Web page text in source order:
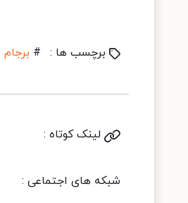
برچسب ها : # برجام
لینک کوتاه :
شبکه های اجتماعی :